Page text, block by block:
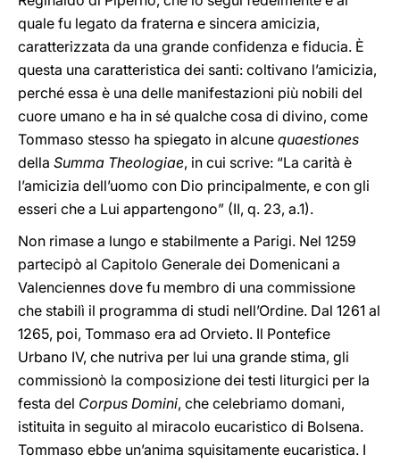
quale fu legato da fraterna e sincera amicizia,
caratterizzata da una grande confidenza e fiducia. È
questa una caratteristica dei santi: coltivano l’amicizia,
perché essa è una delle manifestazioni più nobili del
cuore umano e ha in sé qualche cosa di divino, come
Tommaso stesso ha spiegato in alcune quaestiones
della Summa Theologiae, in cui scrive: “La carità è
l’amicizia dell’uomo con Dio principalmente, e con gli
esseri che a Lui appartengono” (II, q. 23, a.1).
Non rimase a lungo e stabilmente a Parigi. Nel 1259
partecipò al Capitolo Generale dei Domenicani a
Valenciennes dove fu membro di una commissione
che stabilì il programma di studi nell’Ordine. Dal 1261 al
1265, poi, Tommaso era ad Orvieto. Il Pontefice
Urbano IV, che nutriva per lui una grande stima, gli
commissionò la composizione dei testi liturgici per la
festa del Corpus Domini, che celebriamo domani,
istituita in seguito al miracolo eucaristico di Bolsena.
Tommaso ebbe un’anima squisitamente eucaristica. I